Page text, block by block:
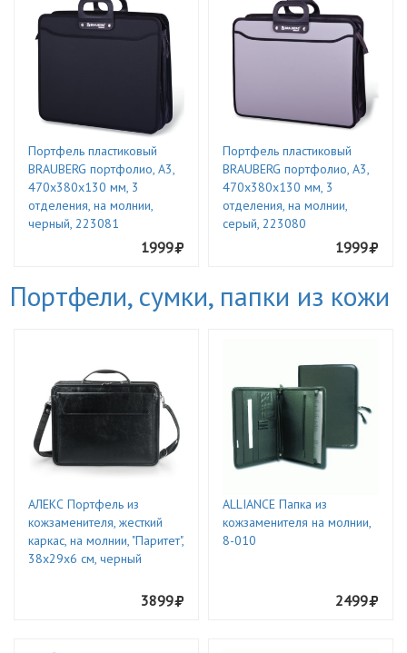
Портфель пластиковый
BRAUBERG портфолио, А3,
470х380х130 мм, 3
отделения, на молнии,
черный, 223081
1999
Портфель пластиковый
BRAUBERG портфолио, А3,
470х380х130 мм, 3
отделения, на молнии,
серый, 223080
1999
Портфели, сумки, папки из кожи
АЛЕКС Портфель из
кожзаменителя, жесткий
каркас, на молнии, "Паритет",
38х29х6 см, черный
3899
ALLIANCE Папка из
кожзаменителя на молнии,
8-010
2499